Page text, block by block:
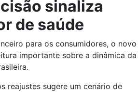
sinaliza
de saúde
para os consumidores, o novo
importante sobre a dinâmica da
reajustes sugere um cenário de